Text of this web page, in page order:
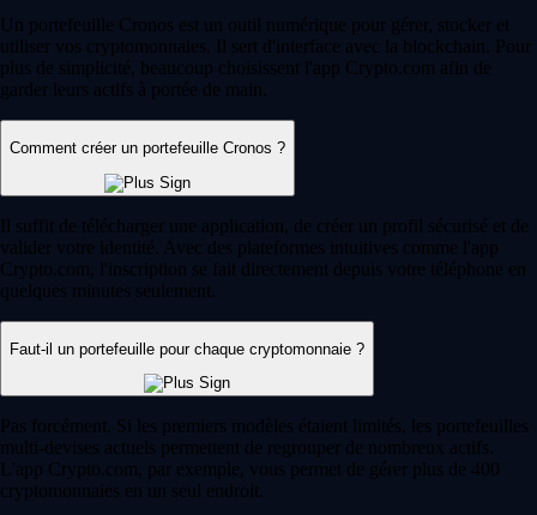
Un portefeuille Cronos est un outil numérique pour gérer, stocker et
utiliser vos cryptomonnaies. Il sert d'interface avec la blockchain. Pour
plus de simplicité, beaucoup choisissent l'app Crypto.com afin de
garder leurs actifs à portée de main.
Comment créer un portefeuille Cronos ?
Il suffit de télécharger une application, de créer un profil sécurisé et de
valider votre identité. Avec des plateformes intuitives comme l'app
Crypto.com, l'inscription se fait directement depuis votre téléphone en
quelques minutes seulement.
Faut-il un portefeuille pour chaque cryptomonnaie ?
Pas forcément. Si les premiers modèles étaient limités, les portefeuilles
multi-devises actuels permettent de regrouper de nombreux actifs.
L'app Crypto.com, par exemple, vous permet de gérer plus de 400
cryptomonnaies en un seul endroit.